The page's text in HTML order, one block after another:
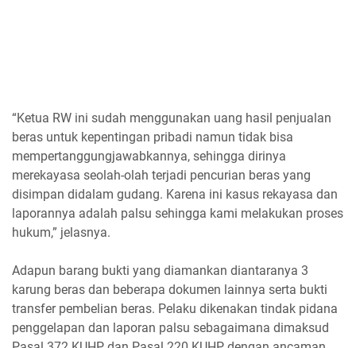
“Ketua RW ini sudah menggunakan uang hasil penjualan
beras untuk kepentingan pribadi namun tidak bisa
mempertanggungjawabkannya, sehingga dirinya
merekayasa seolah-olah terjadi pencurian beras yang
disimpan didalam gudang. Karena ini kasus rekayasa dan
laporannya adalah palsu sehingga kami melakukan proses
hukum,” jelasnya.
Adapun barang bukti yang diamankan diantaranya 3
karung beras dan beberapa dokumen lainnya serta bukti
transfer pembelian beras. Pelaku dikenakan tindak pidana
penggelapan dan laporan palsu sebagaimana dimaksud